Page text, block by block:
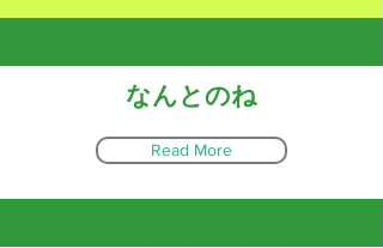
なんとのね
Read More